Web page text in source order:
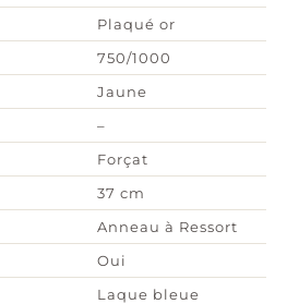
Plaqué or
750/1000
Jaune
–
Forçat
37 cm
Anneau à Ressort
Oui
Laque bleue